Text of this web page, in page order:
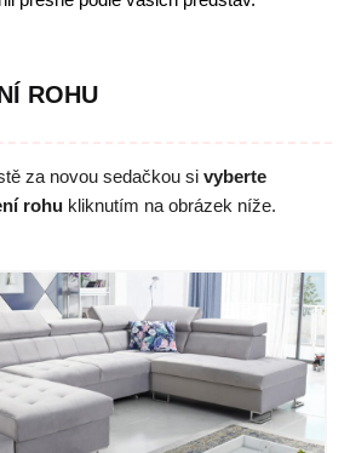
ROHU
za novou sedačkou si vyberte
rohu kliknutím na obrázek níže.